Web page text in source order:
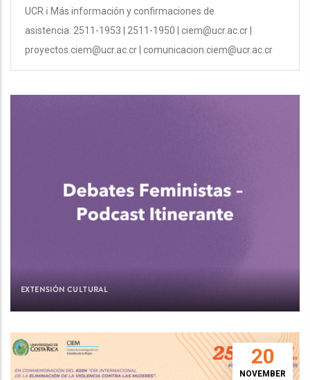
UCR ℹ Más información y confirmaciones de
asistencia: 2511-1953 | 2511-1950 | ciem@ucr.ac.cr |
proyectos.ciem@ucr.ac.cr | comunicacion.ciem@ucr.ac.cr
EXTENSIÓN CULTURAL
20
NOVEMBER